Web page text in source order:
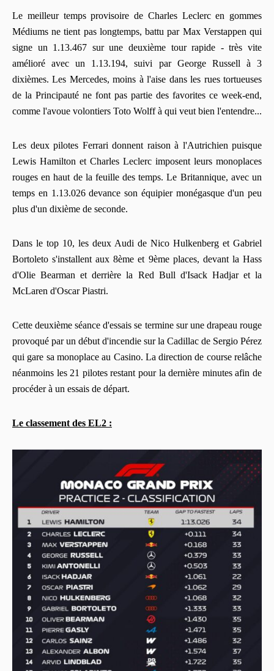
Le meilleur temps provisoire de Charles Leclerc en gommes
Médiums ne tient pas longtemps, battu par Max Verstappen qui
signe un 1.13.467 sur une deuxième tour rapide - très vite
amélioré avec un 1.13.194, suivi par George Russell à 3
dixièmes. Les Mercedes, moins à l'aise dans les rues tortueuses
de la Principauté ne font pas partie des favorites ce week-end,
comme l'avoue volontiers Toto Wolff à qui veut bien l'entendre...
Les deux pilotes Ferrari donnent raison à l'Autrichien puisque
Lewis Hamilton et Charles Leclerc imposent leurs monoplaces
rouges en haut de la feuille des temps. Le Britannique, avec un
temps en 1.13.026 devance son équipier monégasque d'un peu
plus d'un dixième de seconde.
Dans le top 10, les deux Audi de Nico Hulkenberg et Gabriel
Bortoleto s'installent aux 8ème et 9ème places, devant la Hass
d'Olie Bearman et derrière la Red Bull d'Isack Hadjar et la
McLaren d'Oscar Piastri.
Cette deuxième séance d'essais se termine sur une drapeau rouge
provoqué par un début d'incendie sur la Cadillac de Sergio Pérez
qui gare sa monoplace au Casino. La direction de course relâche
néanmoins les 21 pilotes restant pour la dernière minutes afin de
procéder à un essais de départ.
Le classement des EL2 :